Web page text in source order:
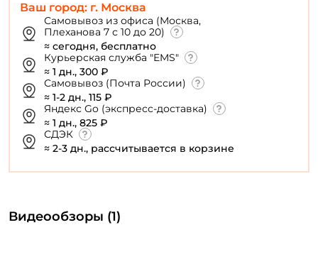
Ваш город: г. Москва
Самовывоз из офиса (Москва,
Плеханова 7 с 10 до 20)
≈ сегодня, бесплатно
Курьерская служба "EMS"
≈ 1 дн., 300 ₽
Самовывоз (Почта России)
≈ 1-2 дн., 115 ₽
Яндекс Go (экспресс-доставка)
≈ 1 дн., 825 ₽
СДЭК
≈ 2-3 дн., рассчитывается в корзине
Видеообзоры (1)